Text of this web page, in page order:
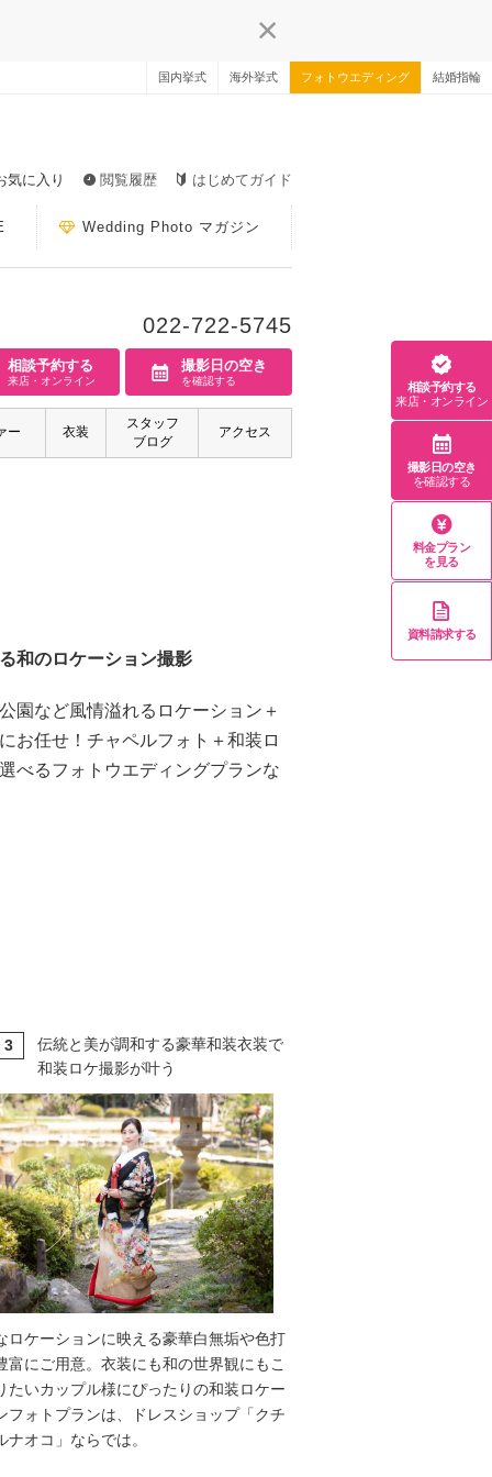
国内挙式 海外挙式 フォトウエディング 結婚指輪
気に入り 閲覧履歴 はじめてガイド
Wedding Photo マガジン
022-722-5745
相談予約する
来店・オンライン
撮影日の空き
を確認する
ー 衣装
スタッフ
ブログ
アクセス
和のロケーション撮影
園など風情溢れるロケーション＋
お任せ！チャペルフォト＋和装ロ
べるフォトウエディングプランな
3
伝統と美が調和する豪華和装衣装で
和装ロケ撮影が叶う
ロケーションに映える豪華白無垢や色打
富にご用意。衣装にも和の世界観にもこ
たいカップル様にぴったりの和装ロケー
フォトプランは、ドレスショップ「クチ
ナオコ」ならでは。
相談予約する
来店・オンライン
撮影日の空き
を確認する
料金プラン
を見る
資料請求する